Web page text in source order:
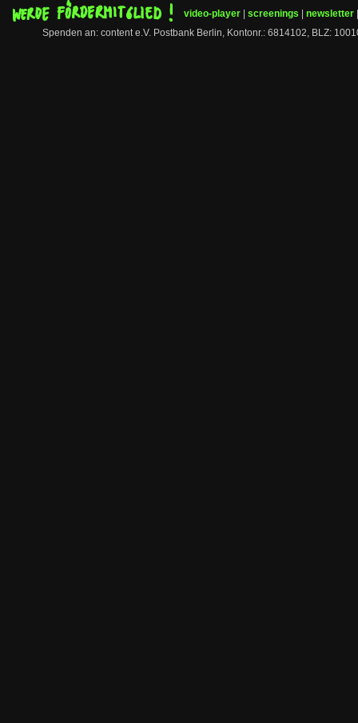
video-player screenings newsletter
Spenden an: content e.V. Postbank Berlin, Kontonr.: 6814102, BLZ: